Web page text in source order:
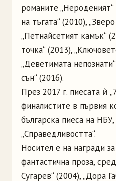
романите
на тъгата“ (2010),
„Петнайсетият камък“
точка“ (2013),
„Деветимата
сън“ (2016).
През 2017 г. пиесата ѝ
финалистите в първия
българска пиеса на
„Справедливостта“.
Носител е на награди
фантастична проза,
Сугарев“ (2004), „Дора